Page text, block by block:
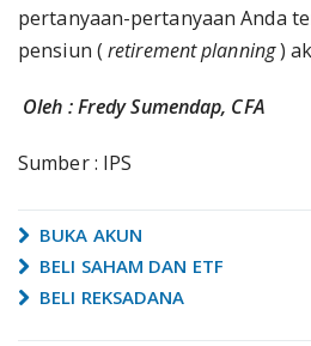
pertanyaan-pertanyaan Anda
pensiun ( retirement planning)
Oleh : Fredy Sumendap, CFA
Sumber : IPS
BUKA AKUN
BELI SAHAM DAN ETF
BELI REKSADANA